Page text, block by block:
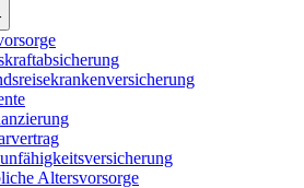
Altersvorsorge